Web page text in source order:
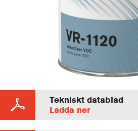
Tekniskt datablad
Ladda ner